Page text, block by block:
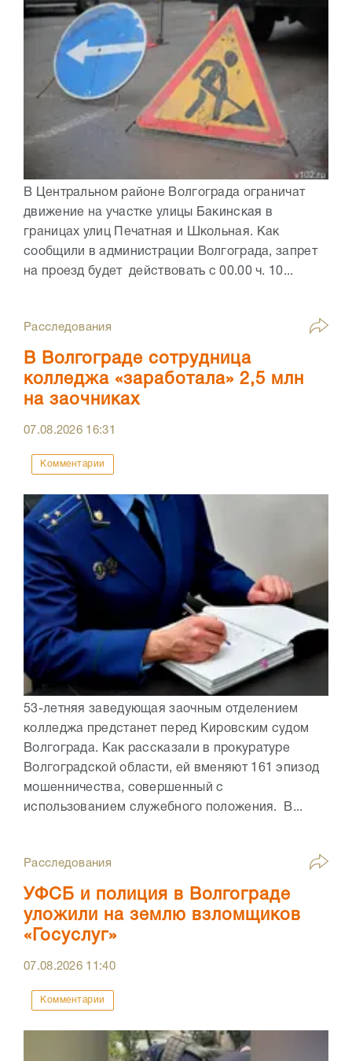
В Центральном районе Волгограда ограничат
движение на участке улицы Бакинская в
границах улиц Печатная и Школьная. Как
сообщили в администрации Волгограда, запрет
на проезд будет действовать с 00.00 ч. 10...
Расследования
В Волгограде сотрудница
колледжа «заработала» 2,5 млн
на заочниках
07.08.2026 16:31
Комментарии
53-летняя заведующая заочным отделением
колледжа предстанет перед Кировским судом
Волгограда. Как рассказали в прокуратуре
Волгоградской области, ей вменяют 161 эпизод
мошенничества, совершенный с
использованием служебного положения. В...
Расследования
УФСБ и полиция в Волгограде
уложили на землю взломщиков
«Госуслуг»
07.08.2026 11:40
Комментарии